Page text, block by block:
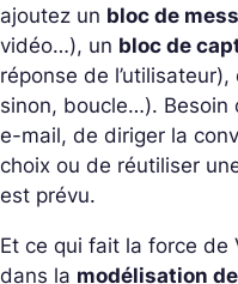
ajoutez un bloc de
vidéo…), un bloc de
réponse de l’utilisateur),
sinon, boucle…). Besoin
e-mail, de diriger la
choix ou de réutiliser
est prévu.
Et ce qui fait la force de
dans la modélisation